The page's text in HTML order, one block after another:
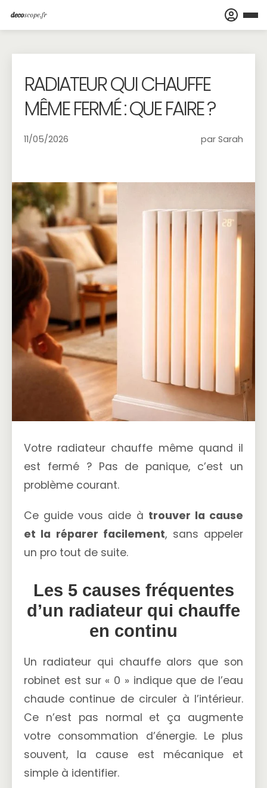
RADIATEUR QUI CHAUFFE
MÊME FERMÉ : QUE FAIRE ?
11/05/2026 par Sarah
Votre radiateur chauffe même quand il
est fermé ? Pas de panique, c’est un
problème courant.
Ce guide vous aide à trouver la cause
et la réparer facilement, sans appeler
un pro tout de suite.
Les 5 causes fréquentes
d’un radiateur qui chauffe
en continu
Un radiateur qui chauffe alors que son
robinet est sur « 0 » indique que de l’eau
chaude continue de circuler à l’intérieur.
Ce n’est pas normal et ça augmente
votre consommation d’énergie. Le plus
souvent, la cause est mécanique et
simple à identifier.